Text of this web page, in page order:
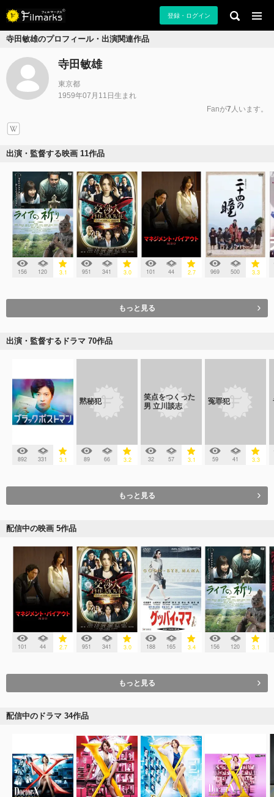
登録・ログイン
寺田敏雄のプロフィール・出演関連作品
寺田敏雄
東京都
1959年07月11日生まれ
Fanが7 人います。
出演・監督する映画 11作品
156 120 3.1 951 341 3.0 101 44 2.7 969 500 3.3
もっと見る
出演・監督するドラマ 70作品
892 331 3.1
黙秘犯
89 66 3.2
笑点をつくった
男 立川談志
32 57 3.1
冤罪犯
59 41 3.3
もっと見る
配信中の映画 5作品
101 44 2.7 951 341 3.0 188 165 3.4 156 120 3.1
もっと見る
配信中のドラマ 34作品